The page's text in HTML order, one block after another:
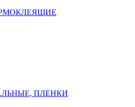
ПЛЕНКИ